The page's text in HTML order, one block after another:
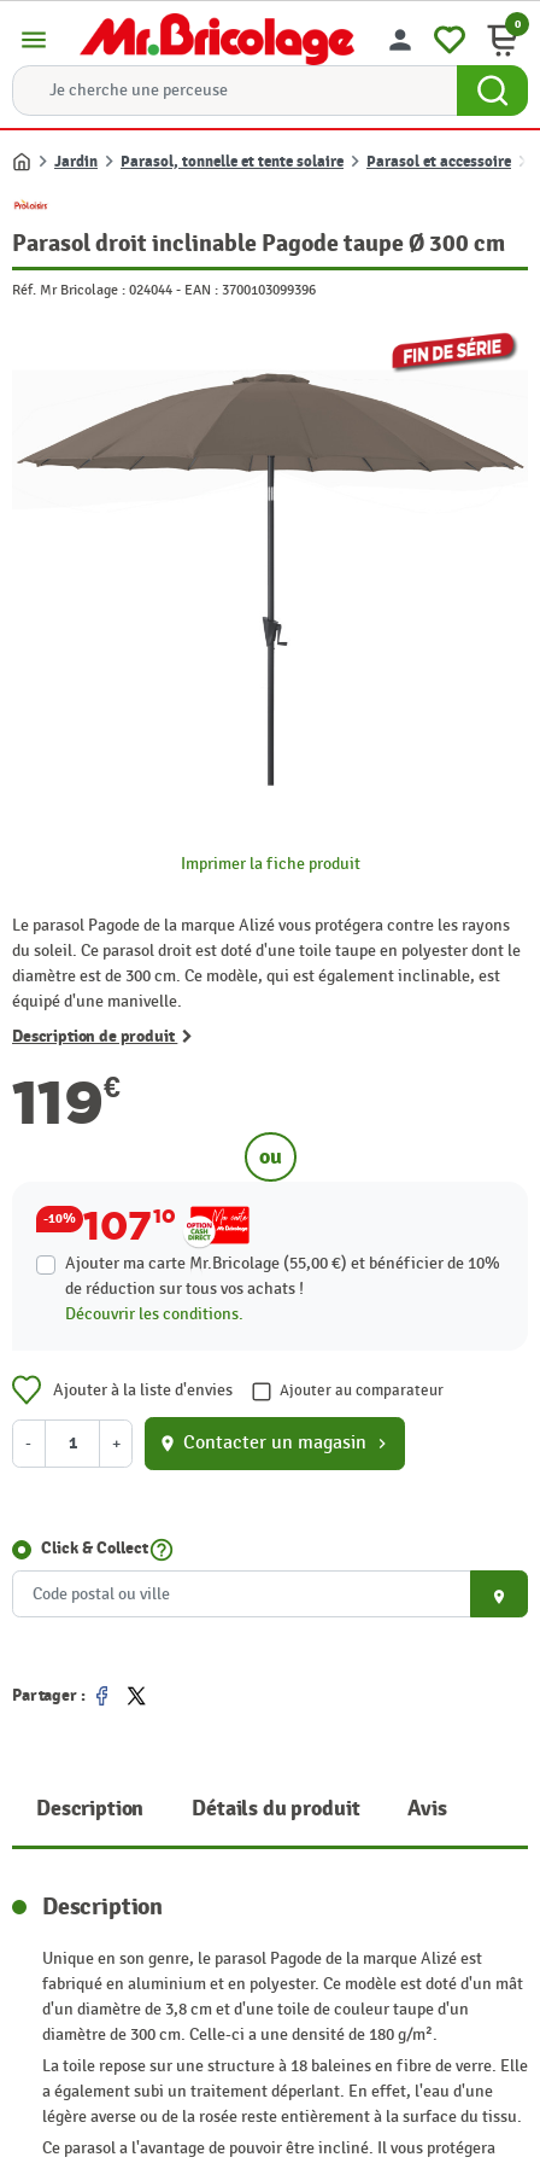
menu person 0
Accueil
Jardin Parasol, tonnelle et tente solaire Parasol et accessoire
Parasol droit inclinable Pagode taupe Ø 300 cm
Réf. Mr Bricolage : 024044 - EAN : 3700103099396
Imprimer la fiche produit
Le parasol Pagode de la marque Alizé vous protégera contre les rayons
du soleil. Ce parasol droit est doté d'une toile taupe en polyester dont le
diamètre est de 300 cm. Ce modèle, qui est également inclinable, est
équipé d'une manivelle.
Description de produit
119€
ou
-10% 10710
Ajouter ma carte Mr.Bricolage (55,00 €) et bénéficier de 10%
de réduction sur tous vos achats !
Découvrir les conditions.
Ajouter à la liste d'envies Ajouter au comparateur
- + location_on Contacter un magasin chevron_right
Click & Collecthelp_outline
place
Partager :
Partager
Tweet
Description Détails du produit Avis
Description
Unique en son genre, le parasol Pagode de la marque Alizé est
fabriqué en aluminium et en polyester. Ce modèle est doté d'un mât
d'un diamètre de 3,8 cm et d'une toile de couleur taupe d'un
diamètre de 300 cm. Celle-ci a une densité de 180 g/m².
La toile repose sur une structure à 18 baleines en fibre de verre. Elle
a également subi un traitement déperlant. En effet, l'eau d'une
légère averse ou de la rosée reste entièrement à la surface du tissu.
Ce parasol a l'avantage de pouvoir être incliné. Il vous protégera